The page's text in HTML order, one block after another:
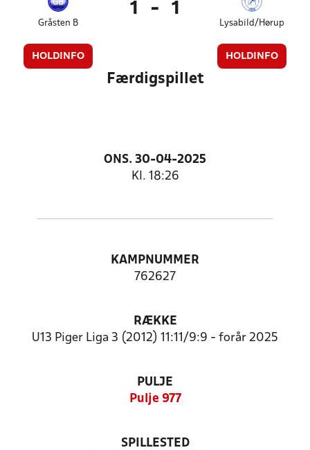
Gråsten B
HOLDINFO
1 - 1
Lysabild/Hørup
HOLDINFO
Færdigspillet
ONS. 30-04-2025
Kl. 18:26
KAMPNUMMER
762627
RÆKKE
U13 Piger Liga 3 (2012) 11:11/9:9 - forår 2025
PULJE
Pulje 977
SPILLESTED